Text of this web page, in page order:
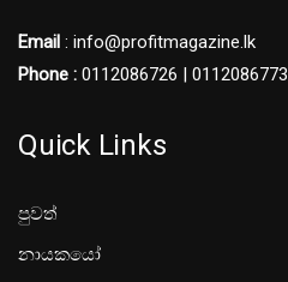
Email : info@profitmagazine.lk
Phone : 0112086726 | 0112086773
Quick Links
පුවත්
නායකයෝ